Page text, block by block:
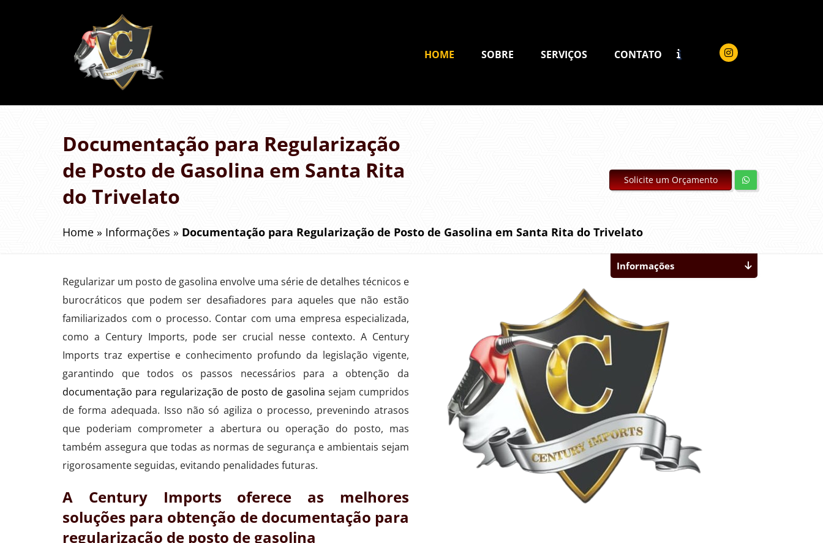
HOME SOBRE SERVIÇOS CONTATO
Documentação para Regularização
de Posto de Gasolina em Santa Rita
do Trivelato
Home » Informações » Documentação para Regularização de Posto de Gasolina em Santa Rita do Trivelato
Solicite um Orçamento
Regularizar um posto de gasolina envolve uma série de detalhes técnicos e
burocráticos que podem ser desafiadores para aqueles que não estão
familiarizados com o processo. Contar com uma empresa especializada,
como a Century Imports, pode ser crucial nesse contexto. A Century
Imports traz expertise e conhecimento profundo da legislação vigente,
garantindo que todos os passos necessários para a obtenção da
documentação para regularização de posto de gasolina sejam cumpridos
de forma adequada. Isso não só agiliza o processo, prevenindo atrasos
que poderiam comprometer a abertura ou operação do posto, mas
também assegura que todas as normas de segurança e ambientais sejam
rigorosamente seguidas, evitando penalidades futuras.
A Century Imports oferece as melhores
soluções para obtenção de documentação para
regularização de posto de gasolina
Informações